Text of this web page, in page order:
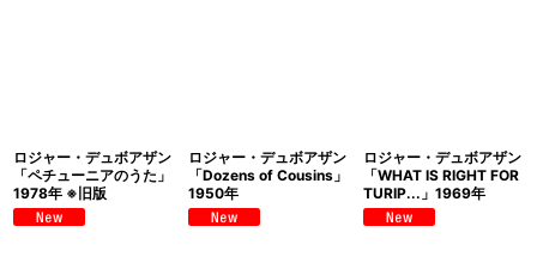
ロジャー・デュボアザン
「ペチューニアのうた」
1978年 ※旧版
ロジャー・デュボアザン
「Dozens of Cousins」
1950年
ロジャー・デュボアザン
「WHAT IS RIGHT FOR
TURIP...」1969年